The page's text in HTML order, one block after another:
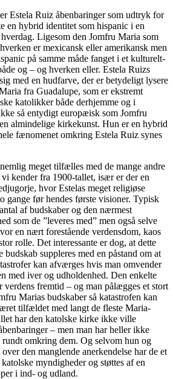
Estela Ruiz åbenbaringer som udtryk for
en hybrid identitet som hispanic i en
Ligesom den Jomfru Maria som
er mexicansk eller amerikansk men
på samme måde fanget i et kulturelt-
og – og hverken eller. Estela Ruizs
med en hudfarve, der er betydeligt lysere
fra Guadalupe, som er ekstremt
katolikker både derhjemme og i
så entydigt europæisk som Jomfru
almindelige kirkekunst. Hun er en hybrid
fænomenet omkring Estela Ruiz synes
meget tilfælles med de mange andre
kender fra 1900-tallet, især er der en
hvor Estelas meget religiøse
gange før hendes første visioner. Typisk
af budskaber og den nærmest
som de ”leveres med” men også selve
en nært forestående verdensdom, kaos
rolle. Det interessante er dog, at dette
budskab suppleres med en påstand om at
kan afværges hvis man omvender
med iver og udholdenhed. Den enkelte
verdens fremtid – og man pålægges et stort
Marias budskaber så katastrofen kan
tilfældet med langt de fleste Maria-
har den katolske kirke ikke ville
– men man har heller ikke
omkring dem. Og selvom hun og
den manglende anerkendelse har de et
myndigheder og støttes af en
i ind- og udland.